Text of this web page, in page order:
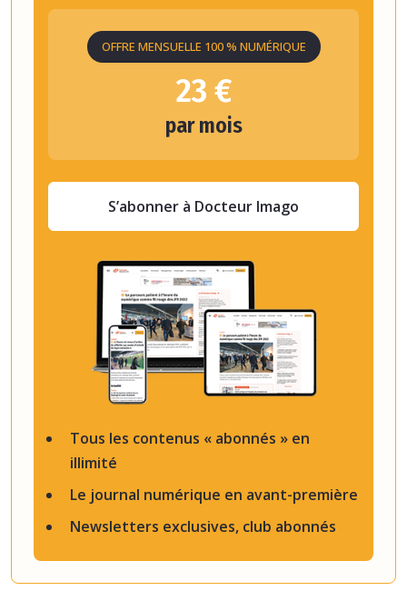
Tous les contenus « abonnés » en
illimité
Le journal numérique en avant-première
Newsletters exclusives, club abonnés
OFFRE MENSUELLE 100 % NUMÉRIQUE
23 €
par mois
S’abonner à Docteur Imago